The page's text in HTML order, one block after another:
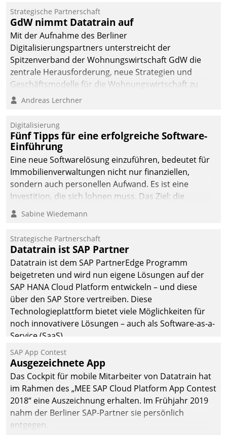
Strategische Partnerschaft
GdW nimmt Datatrain auf
Mit der Aufnahme des Berliner
Digitalisierungspartners unterstreicht der
Spitzenverband der Wohnungswirtschaft GdW die
zentrale Herausforderung, neue Strategien und
Geschäftsmodelle für die Wohnungswirtschaft zu
entwickeln.
Andreas Lerchner
Digitalisierung
Fünf Tipps für eine erfolgreiche Software-
Einführung
Eine neue Softwarelösung einzuführen, bedeutet für
Immobilienverwaltungen nicht nur finanziellen,
sondern auch personellen Aufwand. Es ist eine
Investition, die sich lohnen muss. Das Ziel: die
nachhaltige Optimierung der Geschäftsabläufe. Damit
dieses Ziel erreicht wird, sollten einige Grundregeln
Sabine Wiedemann
Strategische Partnerschaft
Datatrain ist SAP Partner
Datatrain ist dem SAP PartnerEdge Programm
beigetreten und wird nun eigene Lösungen auf der
SAP HANA Cloud Platform entwickeln – und diese
über den SAP Store vertreiben. Diese
Technologieplattform bietet viele Möglichkeiten für
noch innovativere Lösungen – auch als Software-as-a-
Service (SaaS).
SAP App Contest
Ausgezeichnete App
Das Cockpit für mobile Mitarbeiter von Datatrain hat
im Rahmen des „MEE SAP Cloud Platform App Contest
2018“ eine Auszeichnung erhalten. Im Frühjahr 2019
nahm der Berliner SAP-Partner sie persönlich
entgegen.